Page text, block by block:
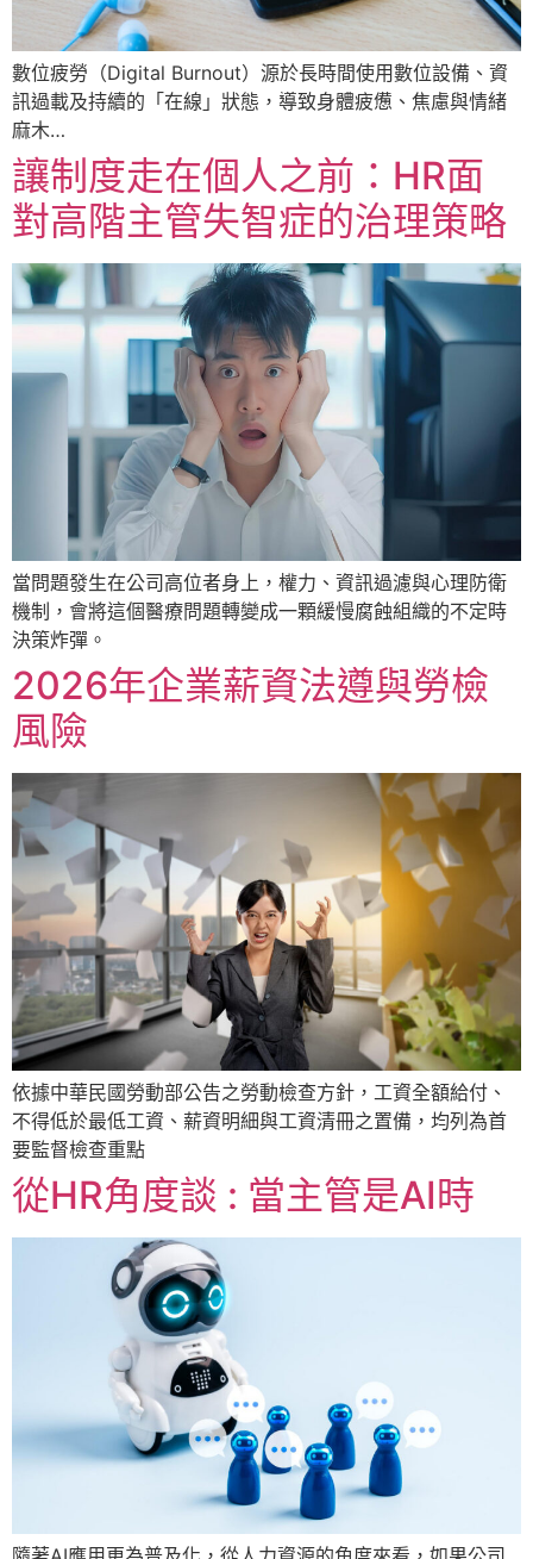
數位疲勞（Digital Burnout）源於長時間使用數位設備、資
訊過載及持續的「在線」狀態，導致身體疲憊、焦慮與情緒
麻木…
讓制度走在個人之前：HR面
對高階主管失智症的治理策略
當問題發生在公司高位者身上，權力、資訊過濾與心理防衛
機制，會將這個醫療問題轉變成一顆緩慢腐蝕組織的不定時
決策炸彈。
2026年企業薪資法遵與勞檢
風險
依據中華民國勞動部公告之勞動檢查方針，工資全額給付、
不得低於最低工資、薪資明細與工資清冊之置備，均列為首
要監督檢查重點
從HR角度談 : 當主管是AI時